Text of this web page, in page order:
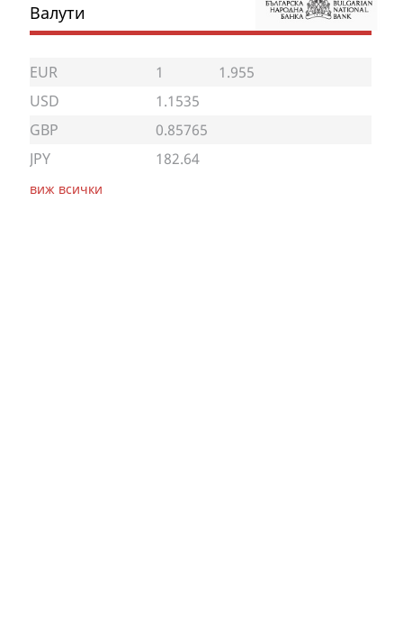
Валути
EUR 1
1.955
USD
1.1535
GBP
0.85765
JPY
182.64
виж всички